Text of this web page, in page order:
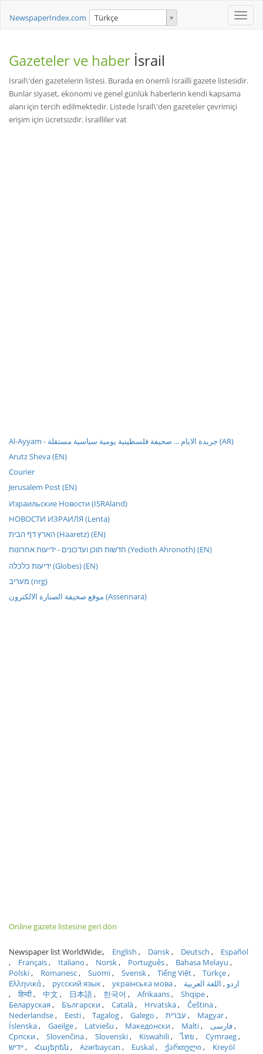
Toggle
NewspaperIndex.com Türkçe
Gazeteler ve haber İsrail
İsrail\'den gazetelerin listesi. Burada en önemli İsrailli gazete listesidir.
Bunlar siyaset, ekonomi ve genel günlük haberlerin kendi kapsama
alanı için tercih edilmektedir. Listede İsrail\'den gazeteler çevrimiçi
erişim için ücretsizdir. İsrailliler vat
Al-Ayyam - جريدة الايام ... صحيفة فلسطينية يومية سياسية مستقلة (AR)
Arutz Sheva (EN)
Courier
Jerusalem Post (EN)
Израильские Новости (ISRAland)
НОВОСТИ ИЗРАИЛЯ (Lenta)
הארץ דף הבית (Haaretz) (EN)
חדשות תוכן ועדכונים - ידיעות אחרונות (Yedioth Ahronoth) (EN)
ידיעות כלכלה (Globes) (EN)
מעריב (nrg)
موقع صحيفة الصنارة الالكترون (Assennara)
Online gazete listesine geri dön
Newspaper list WorldWide: English Dansk Deutsch
Español
Français
Italiano Norsk Português
Bahasa Melayu
Polski
Romanesc Suomi Svensk Tiếng Việt
Türkçe
Ελληνικά
русский язык українська мова اردو
اللغة العربية
हिन्दी
中文 日本語 한국어 Afrikaans
Shqipe
Беларуская
Български Català Hrvatska
Čeština
Nederlandse
Eesti Tagalog Galego עברית
Magyar
Íslenska
Gaeilge Latviešu Македонски Malti
فارسی
Српски
Slovenčina Slovenski Kiswahili ไทย
Cymraeg
ייִדיש
Հայերեն Azərbaycan Euskal ქართული
Kreyòl